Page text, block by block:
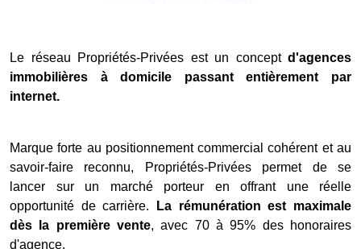
Le réseau Propriétés-Privées est un concept d'agences
immobilières à domicile passant entièrement par
internet.
Marque forte au positionnement commercial cohérent et au
savoir-faire reconnu, Propriétés-Privées permet de se
lancer sur un marché porteur en offrant une réelle
opportunité de carrière.
La rémunération est maximale
dès la première vente, avec 70 à 95% des honoraires
d'agence.